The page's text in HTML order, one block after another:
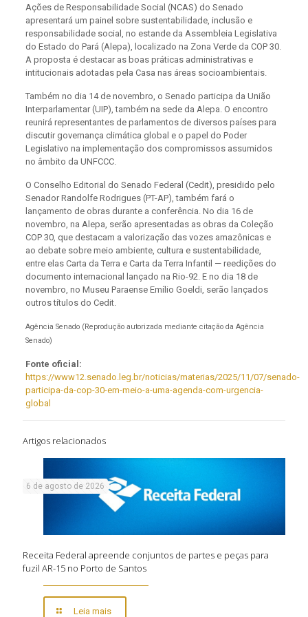
Ações de Responsabilidade Social (NCAS) do Senado
apresentará um painel sobre sustentabilidade, inclusão e
responsabilidade social, no estande da Assembleia Legislativa
do Estado do Pará (Alepa), localizado na Zona Verde da COP 30.
A proposta é destacar as boas práticas administrativas e
intitucionais adotadas pela Casa nas áreas socioambientais.
Também no dia 14 de novembro, o Senado participa da União
Interparlamentar (UIP), também na sede da Alepa. O encontro
reunirá representantes de parlamentos de diversos países para
discutir governança climática global e o papel do Poder
Legislativo na implementação dos compromissos assumidos
no âmbito da UNFCCC.
O Conselho Editorial do Senado Federal (Cedit), presidido pelo
Senador Randolfe Rodrigues (PT-AP), também fará o
lançamento de obras durante a conferência. No dia 16 de
novembro, na Alepa, serão apresentadas as obras da Coleção
COP 30, que destacam a valorização das vozes amazônicas e
ao debate sobre meio ambiente, cultura e sustentabilidade,
entre elas Carta da Terra e Carta da Terra Infantil — reedições do
documento internacional lançado na Rio-92. E no dia 18 de
novembro, no Museu Paraense Emílio Goeldi, serão lançados
outros títulos do Cedit.
Agência Senado (Reprodução autorizada mediante citação da Agência
Senado)
Fonte oficial:
https://www12.senado.leg.br/noticias/materias/2025/11/07/senado-
participa-da-cop-30-em-meio-a-uma-agenda-com-urgencia-
global
Artigos relacionados
6 de agosto de 2026
Receita Federal apreende conjuntos de partes e peças para
fuzil AR-15 no Porto de Santos
Leia mais